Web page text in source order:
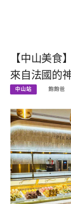
【中山美食
來自法國的
中山站 飽飽爸